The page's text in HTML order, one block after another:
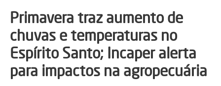
Primavera traz aumento de
chuvas e temperaturas no
Espírito Santo; Incaper alerta
para impactos na agropecuária